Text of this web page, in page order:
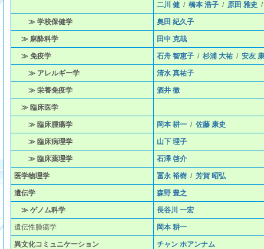
二川 健/ 橋本 浩子/ 原田 雅史
≫ 学校保健学 奥田 紀久子
≫ 麻酔科学 田中 克哉
≫ 免疫学 石舟 智恵子/ 杉浦 大祐/ 安友
≫ アレルギー学 清水 真祐子
≫ 栄養免疫学 酒井 徹
≫ 臨床医学
≫ 臨床腫瘍学 岡本 耕一/ 佐藤 康史
≫ 臨床病理学 山下 理子
≫ 臨床薬理学 石澤 啓介
医学物理学 冨永 裕樹/ 芳賀 昭弘
遺伝学 森野 豊之
≫ ゲノム科学 長谷川 一宏
遺伝性腫瘍学 岡本 耕一
異文化コミュニケーション チャン ホアンナム